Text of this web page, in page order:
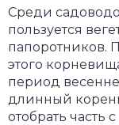
Среди
пользуется
папоротников.
этого
период
длинный
отобрать часть